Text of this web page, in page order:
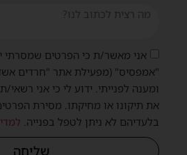
אני מאשר/ת כי הפרטים שמסרתי
"אמפסיס" (מפעילת אתר "חרדים
ומענה לפנייתי. ידוע לי כי אני
את תיקונו או מחיקתו. מסירת
בלעדיהם לא ניתן לטפל בפנייה.
שליחה